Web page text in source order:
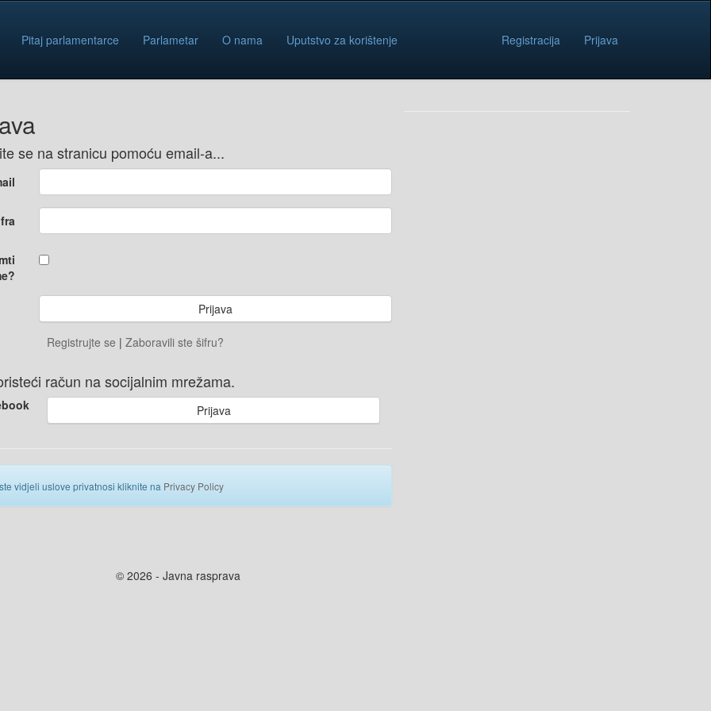
Pitaj parlamentarce Parlametar O nama Uputstvo za korištenje Registracija Prijava
se na stranicu pomoću email-a...
Registrujte se | Zaboravili ste šifru?
račun na socijalnim mrežama.
Prijava
vidjeli uslove privatnosi kliknite na Privacy Policy
© 2026 - Javna rasprava